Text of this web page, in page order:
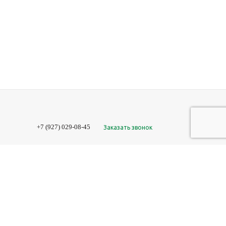
+7 (927) 029-08-45 Заказать звонок